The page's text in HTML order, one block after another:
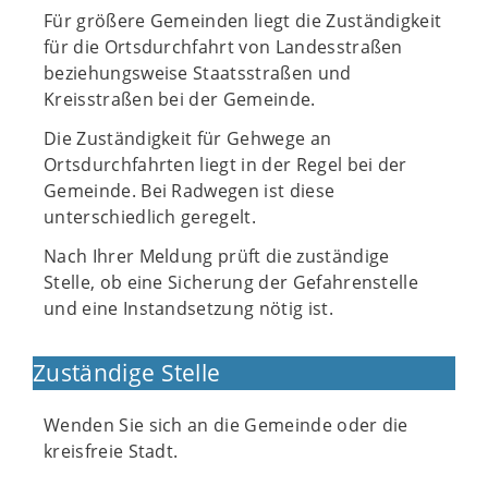
Für größere Gemeinden liegt die Zuständigkeit
für die Ortsdurchfahrt von Landesstraßen
beziehungsweise Staatsstraßen und
Kreisstraßen bei der Gemeinde.
Die Zuständigkeit für Gehwege an
Ortsdurchfahrten liegt in der Regel bei der
Gemeinde. Bei Radwegen ist diese
unterschiedlich geregelt.
Nach Ihrer Meldung prüft die zuständige
Stelle, ob eine Sicherung der Gefahrenstelle
und eine Instandsetzung nötig ist.
Zuständige Stelle
Wenden Sie sich an die Gemeinde oder die
kreisfreie Stadt.